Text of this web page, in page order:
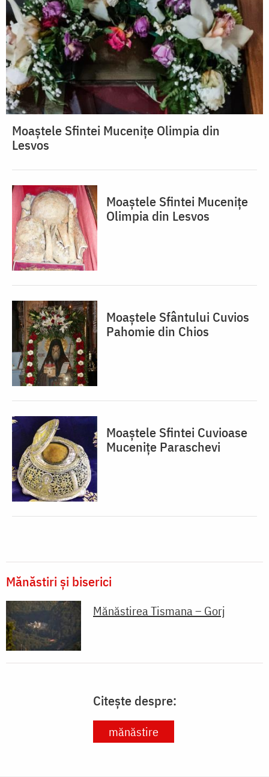
Moaștele Sfintei Mucenițe Olimpia din
Lesvos
Moaștele Sfintei Mucenițe
Olimpia din Lesvos
Moaștele Sfântului Cuvios
Pahomie din Chios
Moaștele Sfintei Cuvioase
Mucenițe Paraschevi
Mănăstiri și biserici
Mănăstirea Tismana – Gorj
Citește despre:
mănăstire